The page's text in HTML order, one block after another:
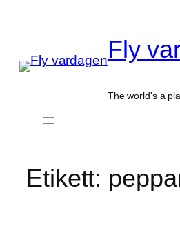
Fly
The world's a
Etikett: